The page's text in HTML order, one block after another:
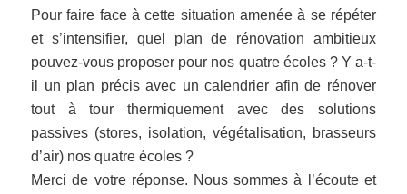
Pour faire face à cette situation amenée à se répéter
et s’intensifier, quel plan de rénovation ambitieux
pouvez-vous proposer pour nos quatre écoles ? Y a-t-
il un plan précis avec un calendrier afin de rénover
tout à tour thermiquement avec des solutions
passives (stores, isolation, végétalisation, brasseurs
d’air) nos quatre écoles ?
Merci de votre réponse. Nous sommes à l’écoute et